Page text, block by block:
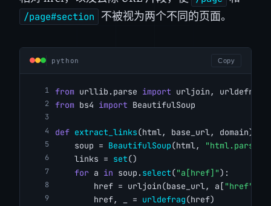
/page#section 不被视为两个不同的页面。
python Copy
from urllib.parse import urljoin, urldefrag,
from bs4 import BeautifulSoup
def extract_links(html, base_url, domain):
    soup =
BeautifulSoup(html, "html.parser"
    links =
set()
for a in soup. select("a[href]"):
        href = urljoin(base_url, a[
"href"
        href, _ =
urldefrag(href)